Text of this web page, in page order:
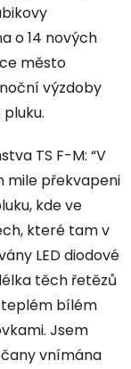
o 14 nových
město
výzdoby
TS F-M: “V
mile překvapeni
kde ve
které tam v
LED diodové
těch řetězů
teplém bílém
Jsem
vnímána